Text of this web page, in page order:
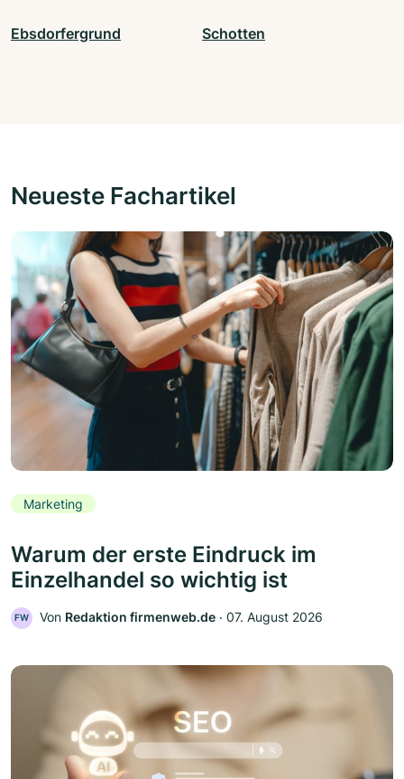
Ebsdorfergrund Schotten
Neueste Fachartikel
Marketing
Warum der erste Eindruck im
Einzelhandel so wichtig ist
FW Von Redaktion firmenweb.de ‧ 07. August 2026